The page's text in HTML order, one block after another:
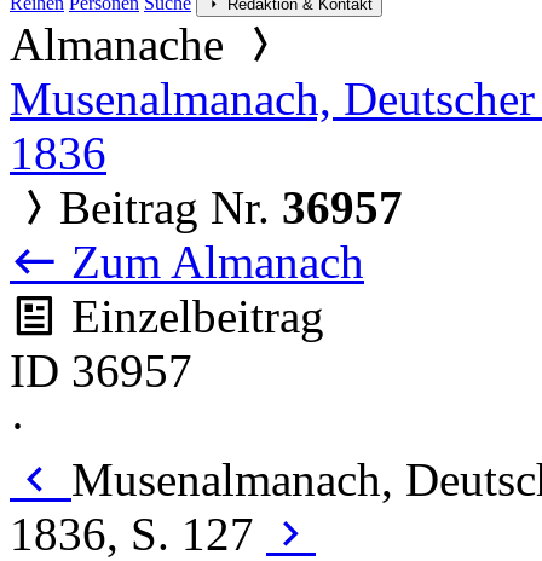
Redaktion & Kontakt
Almanache
Musenalmanach,
1836
Beitrag Nr. 36957
Zum Almanach
Einzelbeitrag
ID 36957
·
Musenalmanach,
1836, S. 127